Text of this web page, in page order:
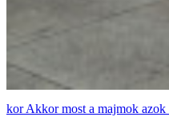
Akkor most a majmok azok